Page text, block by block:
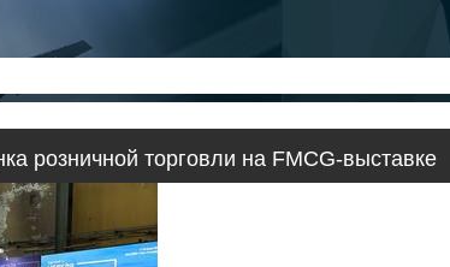
розничной торговли на FMCG-выставке